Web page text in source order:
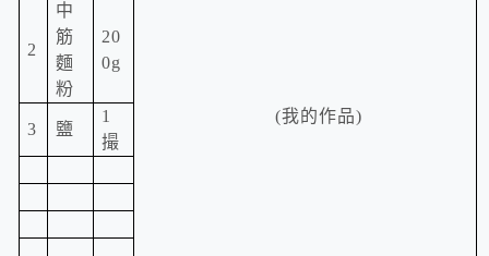
(我的作品)
2
中
筋
麵
粉
20
0g
3 鹽
1
撮